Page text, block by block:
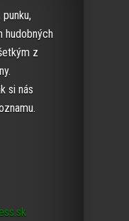
hudobných
z
si nás